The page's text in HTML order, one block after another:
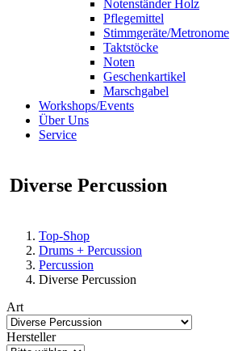
Notenständer Holz
Pflegemittel
Stimmgeräte/Metronome
Taktstöcke
Noten
Geschenkartikel
Marschgabel
Workshops/Events
Über Uns
Service
Diverse Percussion
Top-Shop
Drums + Percussion
Percussion
Diverse Percussion
Art
Hersteller